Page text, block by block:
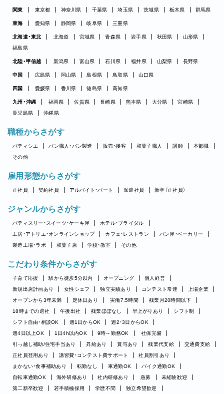
関東 東京都 神奈川県 千葉県 埼玉県 茨城県 栃木県 群馬県
東海 愛知県 静岡県 岐阜県 三重県
北海道・東北 北海道 宮城県 青森県 岩手県 秋田県
山形県
福島県
北陸・甲信越 新潟県 富山県 石川県 福井県 山梨県 長野県
中国 広島県 岡山県 島根県 鳥取県 山口県
四国 愛媛県 香川県 徳島県 高知県
九州・沖縄 福岡県 佐賀県 長崎県 熊本県 大分県
宮崎県
鹿児島県
沖縄県
職種からさがす
パティシエ パン職人・パン製造 販売・接客 和菓子職人 講師
本部職
その他
雇用形態からさがす
正社員 契約社員 アルバイト・パート 派遣社員 新卒（正社員）
ジャンルからさがす
パティスリー・スイーツ・ケーキ屋
ホテル・ブライダル
工房・アトリエ・オンラインショップ
カフェ・レストラン
パン屋・ベーカリー
製造工場・ラボ
和菓子店 学校・教室 その他
こだわり条件からさがす
子育て応援 駅から徒歩5分以内 オープニング
個人経営
新規出店計画あり
女性シェフ 独立実績あり コンテスト常連
上場企業
オープンから3年未満
定休日あり 実働7.5時間
残業月20時間以下
18時までの退社
午後出社 残業ほぼなし 早上がりあり
シフト制
シフト自由・相談OK
週1日からOK
週2・3日からOK
週4日以上OK
1日4h以内OK 9時～勤務OK
社保完備
引っ越し補助/住宅手当あり
昇給あり 賞与あり 残業代支給
交通費支給
正社員登用あり
講習費・コンテスト費サポート
社員割引あり
まかない・食事補助あり
転勤なし 車通勤OK
バイク通勤OK
自転車通勤OK
海外研修あり 社内研修あり 急募
未経験歓迎
第二新卒歓迎
若手積極採用 学歴不問
独立希望歓迎